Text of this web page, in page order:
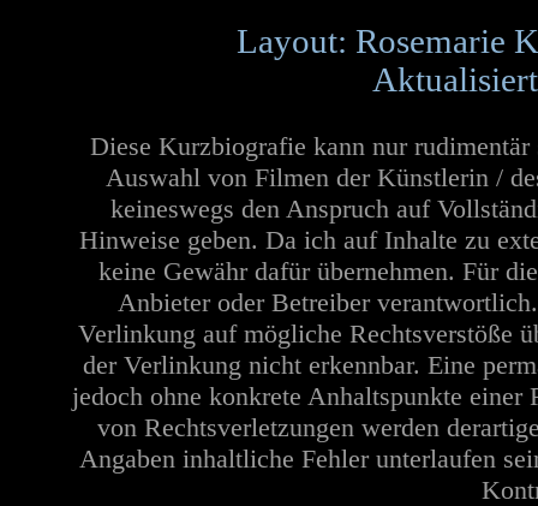
Layout: Rosemarie
Diese Kurzbiografie kann nur
Auswahl von Filmen der Künstlerin /
keineswegs den Anspruch auf
Hinweise geben. Da ich auf Inhalte zu
keine Gewähr dafür übernehmen. Für
Anbieter oder Betreiber
Verlinkung auf mögliche Rechtsverstöße
der Verlinkung nicht erkennbar. Eine
jedoch ohne konkrete Anhaltspunkte
von Rechtsverletzungen werden
Angaben inhaltliche Fehler unterlaufen